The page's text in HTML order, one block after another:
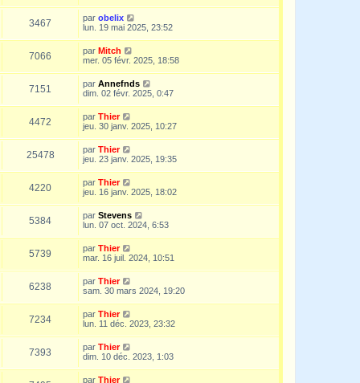
3467 par obelix
lun. 19 mai 2025, 23:52
7066 par Mitch
mer. 05 févr. 2025, 18:58
7151 par Annefnds
dim. 02 févr. 2025, 0:47
4472 par Thier
jeu. 30 janv. 2025, 10:27
25478 par Thier
jeu. 23 janv. 2025, 19:35
4220 par Thier
jeu. 16 janv. 2025, 18:02
5384 par Stevens
lun. 07 oct. 2024, 6:53
5739 par Thier
mar. 16 juil. 2024, 10:51
6238 par Thier
sam. 30 mars 2024, 19:20
7234 par Thier
lun. 11 déc. 2023, 23:32
7393 par Thier
dim. 10 déc. 2023, 1:03
par Thier